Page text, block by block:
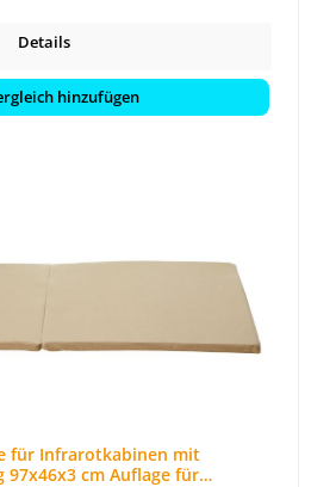
Details
hinzufügen
für Infrarotkabinen mit
cm Auflage für